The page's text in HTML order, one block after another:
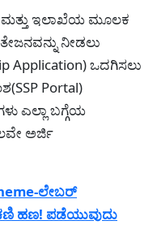
ಮತ್ತು ಇಲಾಖೆಯ ಮೂಲಕ
ನೀಡಲು
Application) ಒದಗಿಸಲು
Portal)
ಎಲ್ಲಾ ಬಗ್ಗೆಯ
ಅರ್ಜಿ
ಲೇಬರ್
ಹಣ! ಪಡೆಯುವುದು